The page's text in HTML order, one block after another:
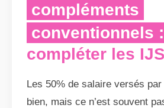
compléments
conventionnels :
compléter les
Les 50% de salaire versés par
bien, mais ce n’est souvent